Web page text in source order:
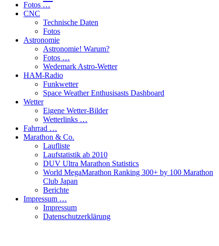
Fotos …
CNC
Technische Daten
Fotos
Astronomie
Astronomie! Warum?
Fotos …
Wedemark Astro-Wetter
HAM-Radio
Funkwetter
Space Weather Enthusisasts Dashboard
Wetter
Eigene Wetter-Bilder
Wetterlinks …
Fahrrad …
Marathon & Co.
Laufliste
Laufstatistik ab 2010
DUV Ultra Marathon Statistics
World MegaMarathon Ranking 300+ by 100 Marathon
Club Japan
Berichte
Impressum …
Impressum
Datenschutzerklärung